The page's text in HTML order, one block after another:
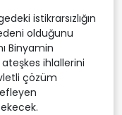
istikrarsızlığın
olduğunu
Binyamin
ihlallerini
çözüm